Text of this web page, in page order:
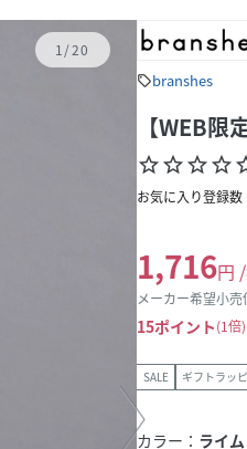
1/20
sellbranshes
【WEB
star_borderstar_borderstar_borderstar_border
お気に入り登録数
1,716円
メーカー希望小売
15ポイント 1倍
SALE ギフトラッ
カラー： ライム